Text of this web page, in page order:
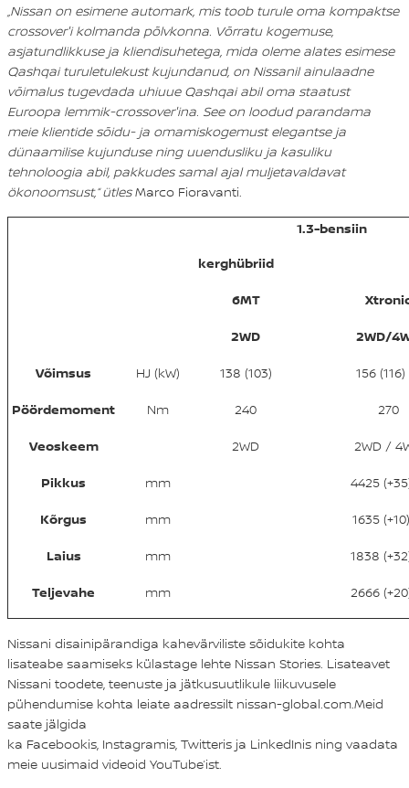
„Nissan on esimene automark, mis toob turule oma kompaktse
crossover'i kolmanda põlvkonna. Võrratu kogemuse,
asjatundlikkuse ja kliendisuhetega, mida oleme alates esimese
Qashqai turuletulekust kujundanud, on Nissanil ainulaadne
võimalus tugevdada uhiuue Qashqai abil oma staatust
Euroopa lemmik-crossover'ina. See on loodud parandama
meie klientide sõidu- ja omamiskogemust elegantse ja
dünaamilise kujunduse ning uuendusliku ja kasuliku
tehnoloogia abil, pakkudes samal ajal muljetavaldavat
ökonoomsust,“ ütlesMarco Fioravanti.
1.3-bensiin
kerghübriid
6MT
2WD 2WD/
Võimsus HJ (kW) 138 (103) 156 (116)
Pöördemoment Nm 240 270
Veoskeem 2WD 2WD /
Pikkus mm 4425
Kõrgus mm 1635 (+10)
Laius mm 1838
Teljevahe mm 2666
Nissani disainipärandiga kahevärviliste sõidukite kohta
lisateabe saamiseks külastage lehte Nissan Stories. Lisateavet
Nissani toodete, teenuste ja jätkusuutlikule liikuvusele
pühendumise kohta leiate aadressilt nissan-global.com.Meid
saate jälgida
ka Facebookis, Instagramis, Twitterisja LinkedInisning vaadata
meie uusimaid videoid YouTube’ist.